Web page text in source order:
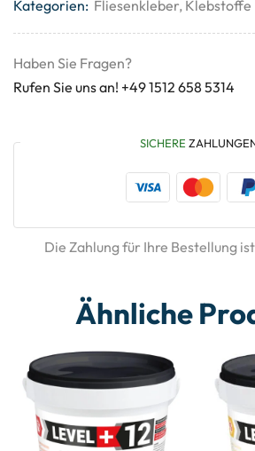
Kategorien: Fliesenkleber, Klebstoffe
Haben Sie Fragen?
Rufen Sie uns an! +49 1512 658 5314
SICHERE
Die Zahlung für Ihre Bestellung
Ähnliche